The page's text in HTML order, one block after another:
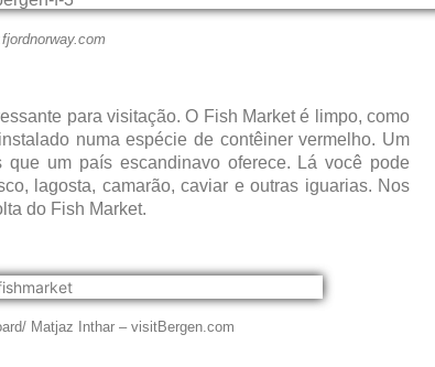
para visitação. O Fish Market é limpo, como
numa espécie de contêiner vermelho. Um
um país escandinavo oferece. Lá você pode
lagosta, camarão, caviar e outras iguarias. Nos
do Fish Market.
Matjaz Inthar – visitBergen.com